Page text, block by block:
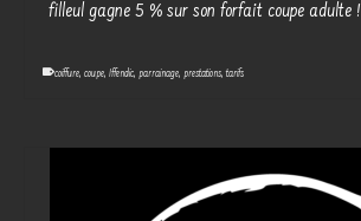
filleul gagne 5 % sur son forfait coupe adulte !
coiffure, coupe, Iffendic, parrainage, prestations,tarifs